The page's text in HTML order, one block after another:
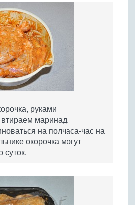
руками
маринад.
на полчаса-час на
окорочка могут
суток.